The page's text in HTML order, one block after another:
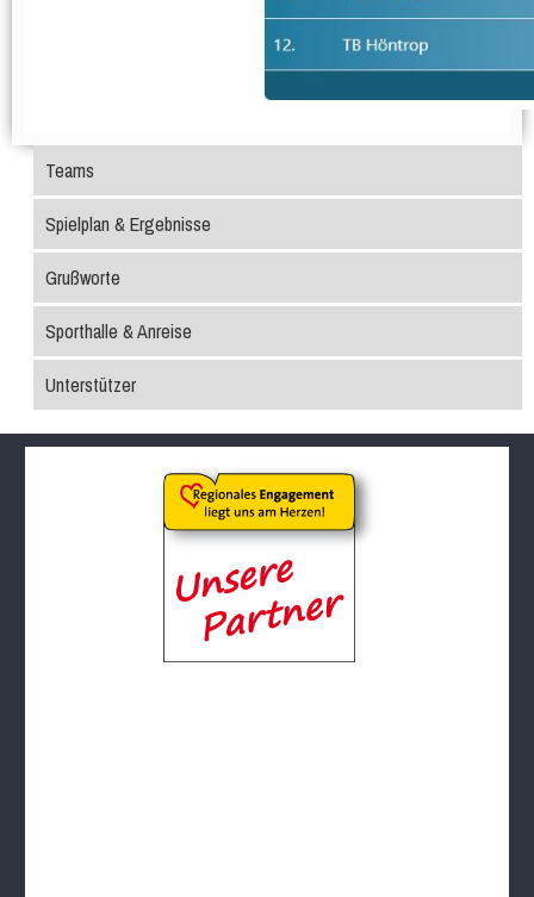
Teams
Spielplan & Ergebnisse
Grußworte
Sporthalle & Anreise
Unterstützer